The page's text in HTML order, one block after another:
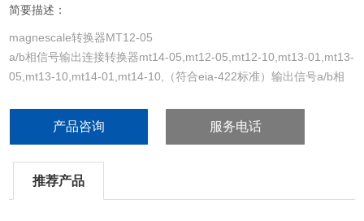
简要描述：
magnescale转换器MT12-05
a/b相信号输出连接转换器mt14-05,mt12-05,mt12-10,mt13-01,mt13-
05,mt13-10,mt14-01,mt14-10,（符合eia-422标准）输出信号a/b相
产品咨询 服务电话
推荐产品